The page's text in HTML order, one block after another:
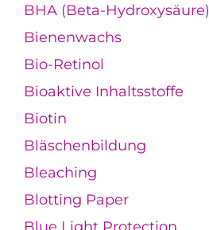
BHA (Beta-Hydroxysäure)
Bienenwachs
Bio-Retinol
Bioaktive Inhaltsstoffe
Biotin
Bläschenbildung
Bleaching
Blotting Paper